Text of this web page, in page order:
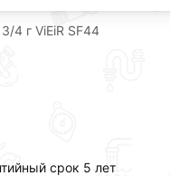
4 г ViEiR SF44
срок 5 лет